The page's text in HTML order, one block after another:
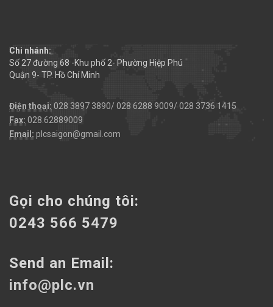
Chi nhánh:
Số 27 đường 68 -Khu phố 2- Phường Hiệp Phú
Quận 9- TP. Hồ Chí Minh
Điện thoại: 028 3897 3890/ 028 6288 9009/ 028 3736 1415
Fax: 028.62889009
Email: plcsaigon@gmail.com
Gọi cho chúng tôi:
0243 566 5479
Send an Email:
info@plc.vn